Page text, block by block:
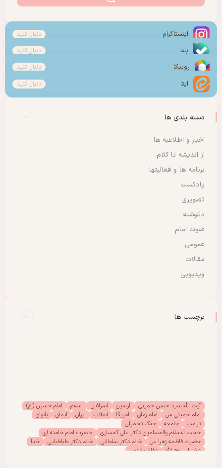
اینستاگرام دنبال کنید
بله دنبال کنید
روبیکا دنبال کنید
ایتا دنبال کنید
دسته بندی ها
اخبار و اطلاعیه ها
از اندیشه تا کلام
برنامه ها و فعالیتها
پادکست
تصویری
دلنوشته
صوت امام
عمومی
مقالات
ویدیویی
برچسب ها
آیت الله سید حسن خمینی اربعین اسرائیل اسلام
امام حسین (ع)
امام خمینی س
امام زمان امریکا انقلاب ایران ایمان
بانوان
ترامپ
جامعه
جنگ تحمیلی
حجت الاسلام والمسلمین دکتر علی کمساری
حضرت امام خامنه ای
حضرت فاطمه زهرا س
خانم دکتر سلطانی خانم دکتر طباطبایی
خدا
دختران روح الله
دفاع مقدس